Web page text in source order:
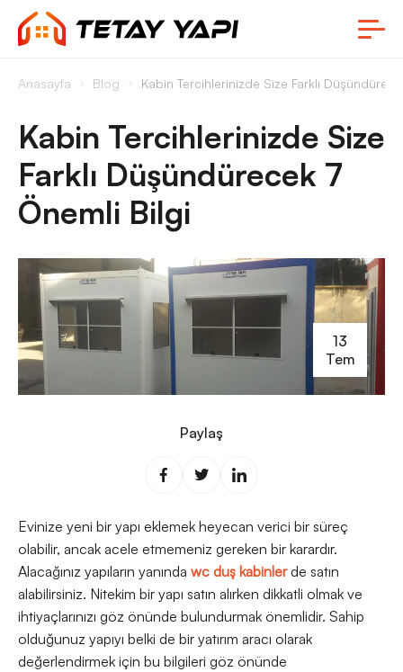
Anasayfa Blog Kabin Tercihlerinizde Size Farklı
Kabin Tercihlerinizde Size
Farklı Düşündürecek 7
Önemli Bilgi
13
Tem
Paylaş
Evinize yeni bir yapı eklemek heyecan verici bir süreç
olabilir, ancak acele etmemeniz gereken bir karardır.
Alacağınız yapıların yanında wc duş kabinlerde satın
alabilirsiniz. Nitekim bir yapı satın alırken dikkatli olmak ve
ihtiyaçlarınızı göz önünde bulundurmak önemlidir. Sahip
olduğunuz yapıyı belki de bir yatırım aracı olarak
değerlendirmek için bu bilgileri göz önünde